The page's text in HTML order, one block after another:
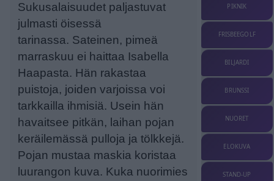
Sukusalaisuudet paljastuvat
julmasti öisessä
tarinassa. Sateinen, pimeä
marraskuu ei haittaa Isabella
Haapasta. Hän rakastaa
puistoja, joiden varjoissa voi
tarkkailla ihmisiä. Usein hän
havaitsee pitkän, laihan pojan
keräilemässä pulloja ja tölkkejä.
Pojan mustaa maskia koristaa
luurangon kuva. Kuka nuorimies
PIKNIK
FRISBEEGOLF
BILJARDI
BRUNSSI
NUORET
ELOKUVA
STAND-UP